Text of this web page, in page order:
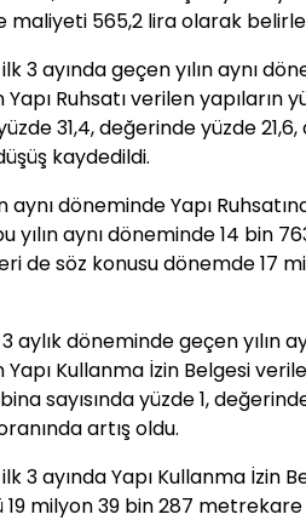
maliyeti 565,2 lira olarak
ilk 3 ayında geçen yılın aynı
Ruhsatı verilen yapıların
31,4, değerinde yüzde
kaydedildi.
aynı döneminde Yapı
yılın aynı döneminde 14 bin
de söz konusu dönemde 17
3 aylık döneminde geçen
Kullanma İzin Belgesi
sayısında yüzde 1,
artış oldu.
ilk 3 ayında Yapı Kullanma İzin
milyon 39 bin 287 metrekare